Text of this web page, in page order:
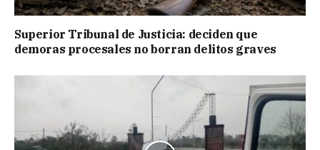
Superior Tribunal de Justicia: deciden que
demoras procesales no borran delitos graves